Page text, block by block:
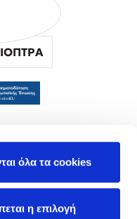
όλα τα cookies
η επιλογή